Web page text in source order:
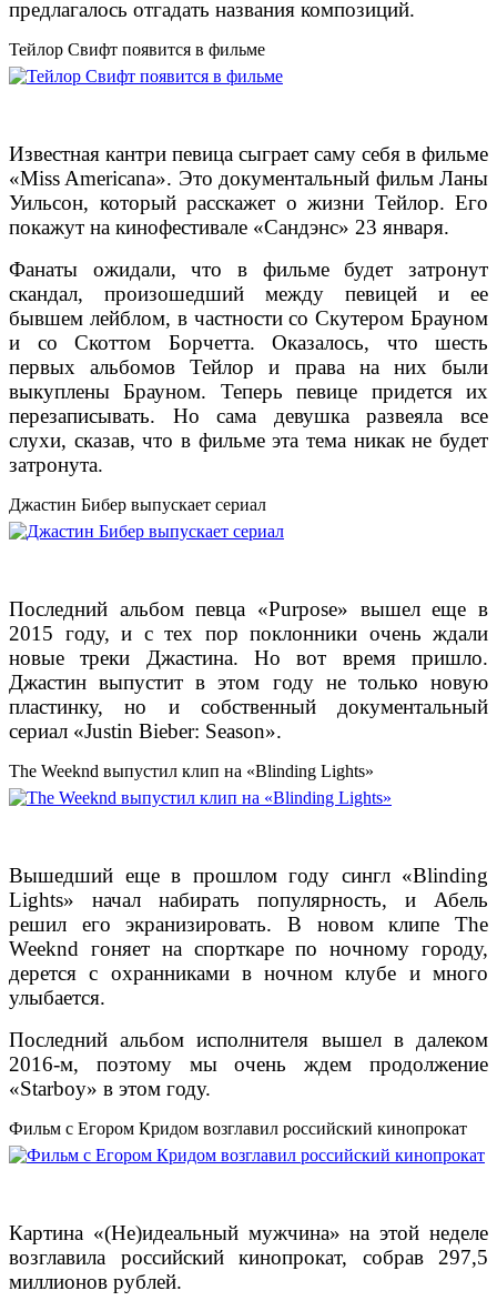
предлагалось отгадать названия композиций.
Тейлор Свифт появится в фильме
Известная кантри певица сыграет саму себя в фильме
«Miss Americana». Это документальный фильм Ланы
Уильсон, который расскажет о жизни Тейлор. Его
покажут на кинофестивале «Сандэнс» 23 января.
Фанаты ожидали, что в фильме будет затронут
скандал, произошедший между певицей и ее
бывшем лейблом, в частности со Скутером Брауном
и со Скоттом Борчетта. Оказалось, что шесть
первых альбомов Тейлор и права на них были
выкуплены Брауном. Теперь певице придется их
перезаписывать. Но сама девушка развеяла все
слухи, сказав, что в фильме эта тема никак не будет
затронута.
Джастин Бибер выпускает сериал
Последний альбом певца «Purpose» вышел еще в
2015 году, и с тех пор поклонники очень ждали
новые треки Джастина. Но вот время пришло.
Джастин выпустит в этом году не только новую
пластинку, но и собственный документальный
сериал «Justin Bieber: Season».
The Weeknd выпустил клип на «Blinding Lights»
Вышедший еще в прошлом году сингл «Blinding
Lights» начал набирать популярность, и Абель
решил его экранизировать. В новом клипе The
Weeknd гоняет на спорткаре по ночному городу,
дерется с охранниками в ночном клубе и много
улыбается.
Последний альбом исполнителя вышел в далеком
2016-м, поэтому мы очень ждем продолжение
«Starboy» в этом году.
Фильм с Егором Кридом возглавил российский кинопрокат
Картина «(Не)идеальный мужчина» на этой неделе
возглавила российский кинопрокат, собрав 297,5
миллионов рублей.